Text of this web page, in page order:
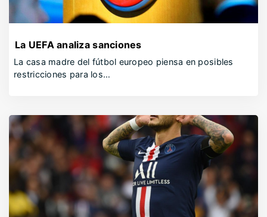
La UEFA analiza sanciones
La casa madre del fútbol europeo piensa en posibles
restricciones para los…